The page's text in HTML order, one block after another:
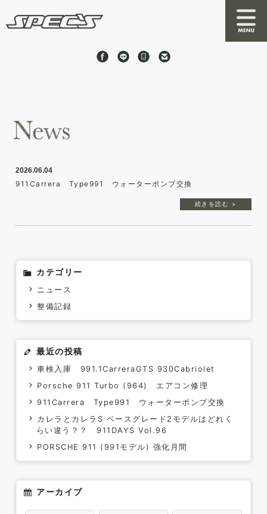
RRC
Contact
2026.06.04
911Carrera Type991 ウォーターポンプ交換
続きを読む >
カテゴリー
ニュース
整備記録
最近の投稿
車検入庫 991.1CarreraGTS 930Cabriolet
Porsche 911 Turbo (964) エアコン修理
911Carrera Type991 ウォーターポンプ交換
カレラとカレラS ベースグレード2モデルはどれく
らい違う？？ 911DAYS Vol.96
PORSCHE 911 (991モデル) 強化月間
アーカイブ